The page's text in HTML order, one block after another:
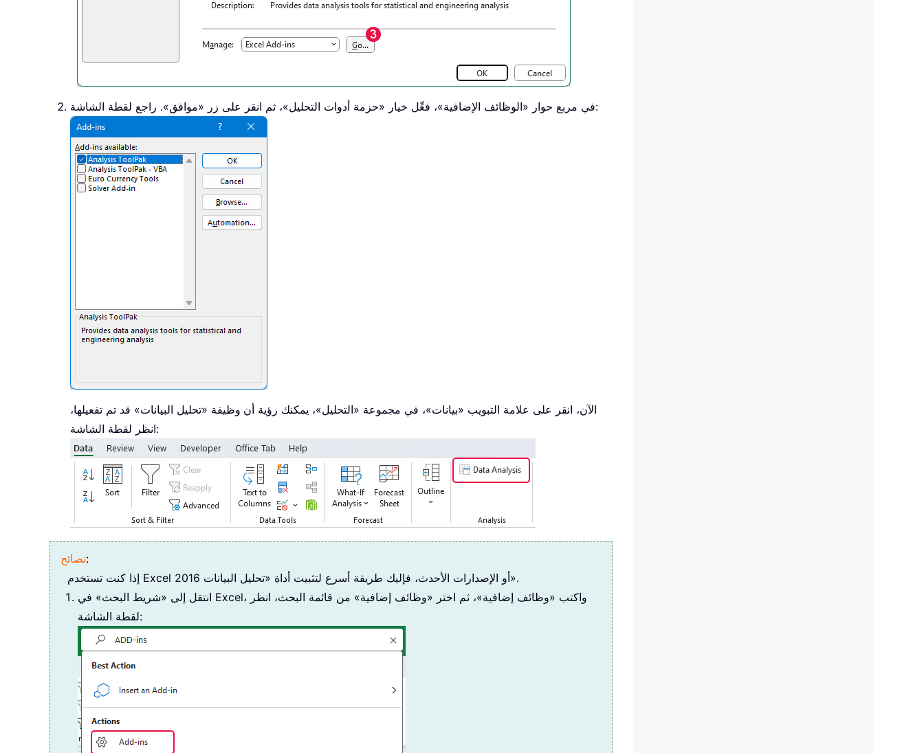
في مربع حوار «الوظائف الإضافية»، فعِّل خيار «حزمة أدوات التحليل»، ثم انقر على زر «موافق». راجع لقطة الشاشة:
الآن، انقر على علامة التبويب «بيانات»، في مجموعة «التحليل»، يمكنك رؤية أن وظيفة «تحليل البيانات» قد تم تفعيلها،
انظر لقطة الشاشة:
نصائح:
إذا كنت تستخدم Excel 2016 أو الإصدارات الأحدث، فإليك طريقة أسرع لتثبيت أداة «تحليل البيانات».
انتقل إلى «شريط البحث» في Excel، واكتب «وظائف إضافية»، ثم اختر «وظائف إضافية» من قائمة البحث، انظر
لقطة الشاشة: